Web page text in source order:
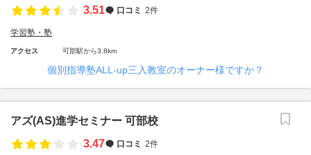
3.51
口コミ 2件
学習塾・塾
アクセス 可部駅から3.8km
個別指導塾ALL-up三入教室のオーナー様ですか？
アズ(AS)進学セミナー 可部校
3.47
口コミ 2件